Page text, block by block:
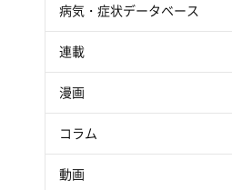
病気・症状データベース
連載
漫画
コラム
動画